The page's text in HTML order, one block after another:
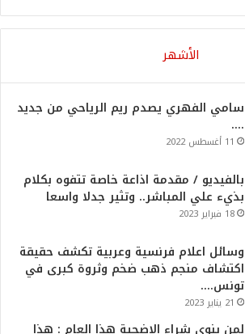
الأشهر
سامي الفهري يصدم ريم الرياحي من جديد
….
11 أغسطس 2022
بالفيديو / مقدمة اذاعة خاصة تتفوه بكلام
بذيء علي المباشر.. وتثير جدلا واسعا
18 فبراير 2023
وسائل اعلام فرنسية وعربية تكشف حقيقة
اكتشاف منجم ذهب ضخم وثروة كبرى في
تونس….
21 يناير 2023